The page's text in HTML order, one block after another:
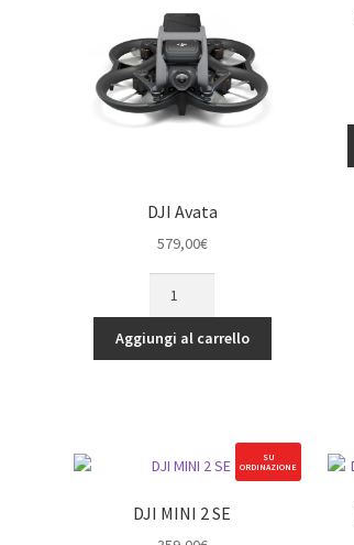
DJI Avata
579,00€
quantità
Aggiungi al carrello
SU
ORDINAZIONE
DJI MINI 2 SE